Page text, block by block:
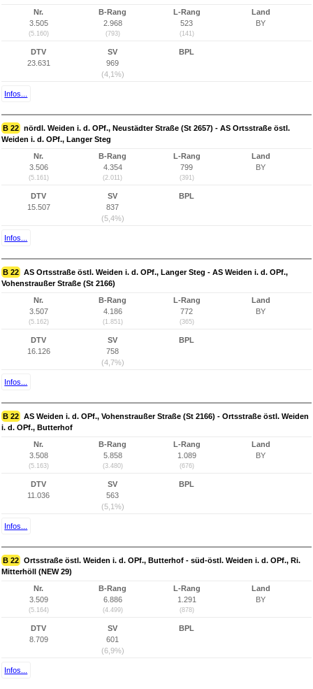
Nr.
3.505
(5.160)
B-Rang
2.968
(793)
L-Rang
523
(141)
Land
BY
DTV
23.631
SV
969
(4,1%)
BPL
Infos...
B 22 nördl. Weiden i. d. OPf., Neustädter Straße (St 2657) - AS Ortsstraße östl.
Weiden i. d. OPf., Langer Steg
Nr.
3.506
(5.161)
B-Rang
4.354
(2.011)
L-Rang
799
(391)
Land
BY
DTV
15.507
SV
837
(5,4%)
BPL
Infos...
B 22 AS Ortsstraße östl. Weiden i. d. OPf., Langer Steg - AS Weiden i. d. OPf.,
Vohenstraußer Straße (St 2166)
Nr.
3.507
(5.162)
B-Rang
4.186
(1.851)
L-Rang
772
(365)
Land
BY
DTV
16.126
SV
758
(4,7%)
BPL
Infos...
B 22 AS Weiden i. d. OPf., Vohenstraußer Straße (St 2166) - Ortsstraße östl. Weiden
i. d. OPf., Butterhof
Nr.
3.508
(5.163)
B-Rang
5.858
(3.480)
L-Rang
1.089
(676)
Land
BY
DTV
11.036
SV
563
(5,1%)
BPL
Infos...
B 22 Ortsstraße östl. Weiden i. d. OPf., Butterhof - süd-östl. Weiden i. d. OPf., Ri.
Mitterhöll (NEW 29)
Nr.
3.509
(5.164)
B-Rang
6.886
(4.499)
L-Rang
1.291
(878)
Land
BY
DTV
8.709
SV
601
(6,9%)
BPL
Infos...